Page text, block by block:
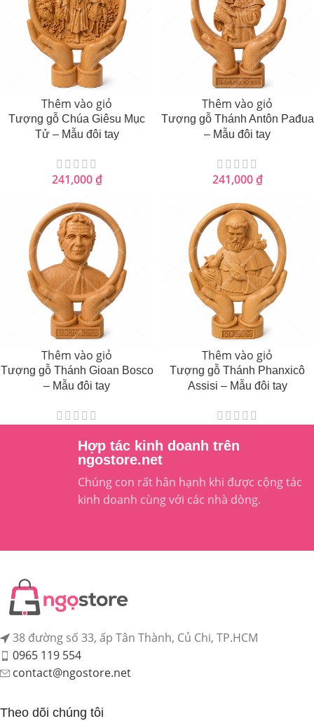
Thêm vào giỏ
Tượng gỗ Chúa Giêsu Mục
Tử – Mẫu đôi tay
241,000₫
Thêm vào giỏ
Tượng gỗ Thánh Antôn Pađua
– Mẫu đôi tay
241,000₫
Thêm vào giỏ
Tượng gỗ Thánh Gioan Bosco
– Mẫu đôi tay
Thêm vào giỏ
Tượng gỗ Thánh Phanxicô
Assisi – Mẫu đôi tay
Hợp tác kinh doanh trên
ngostore.net
Chúng con rất hân hạnh khi được cộng tác
kinh doanh cùng với các nhà dòng.
38 đường số 33, ấp Tân Thành, Củ Chi, TP.HCM
0965 119 554
contact@ngostore.net
Theo dõi chúng tôi